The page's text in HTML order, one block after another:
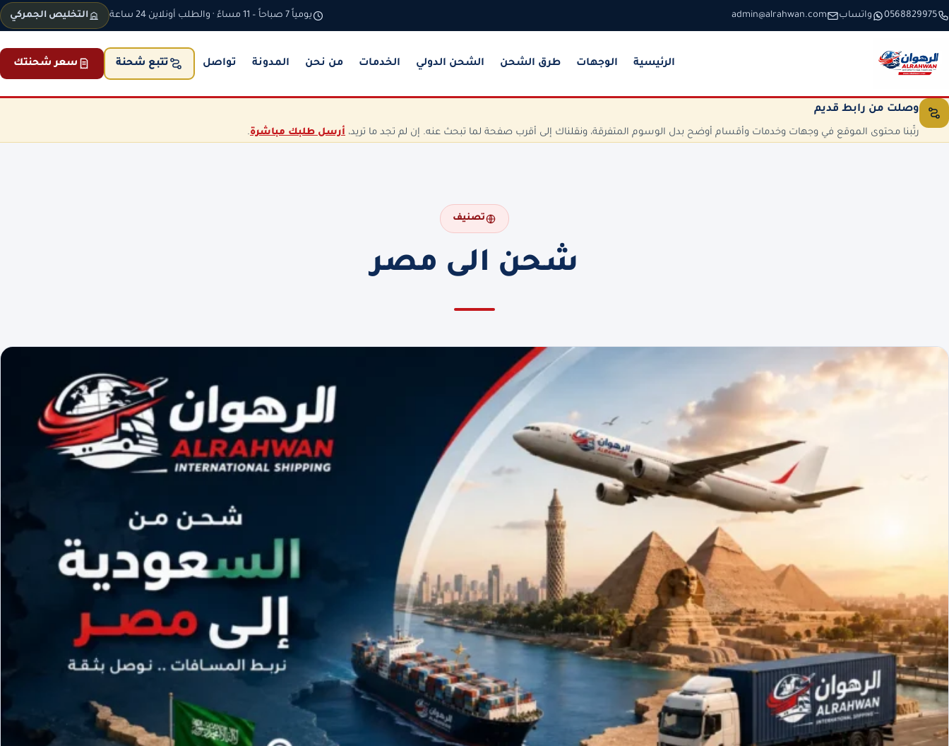
تخطَّ إلى المحتوى
0568829975 واتساب admin@alrahwan.com يومياً 7 صباحاً – 11 مساءً · والطلب أونلاين 24 ساعة التخليص الجمركي
الرئيسية الوجهات طرق الشحن الشحن الدولي الخدمات من نحن المدونة تواصل تتبع شحنة سعر شحنتك
وصلت من رابط قديم
رتّبنا محتوى الموقع في وجهات وخدمات وأقسام أوضح بدل الوسوم المتفرقة، ونقلناك إلى أقرب صفحة لما تبحث عنه. إن لم تجد ما تريد، أرسل طلبك مباشرة.
تصنيف
شحن الى مصر